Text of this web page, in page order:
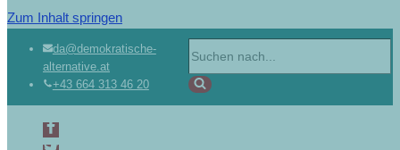
Zum Inhalt springen
da@demokratische-
alternative.at
+43 664 313 46 20